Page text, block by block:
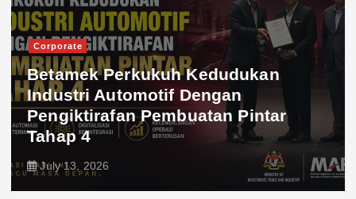
Corporate
Betamek Perkukuh Kedudukan
Industri Automotif Dengan
Pengiktirafan Pembuatan Pintar
Tahap 4
July 13, 2026